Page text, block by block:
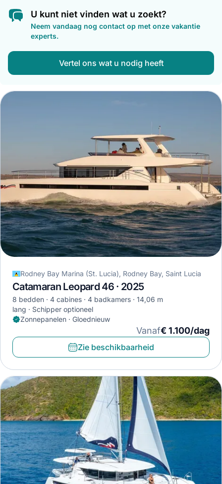
U kunt niet vinden wat u zoekt?
Neem vandaag nog contact op met onze vakantie
experts.
Vertel ons wat u nodig heeft
Rodney Bay Marina (St. Lucia), Rodney Bay, Saint Lucia
Catamaran Leopard 46 · 2025
8 bedden 4 cabines 4 badkamers
14,06 m
lang
Schipper optioneel
Zonnepanelen · Gloednieuw
Vanaf€ 1.100/dag
Zie beschikbaarheid